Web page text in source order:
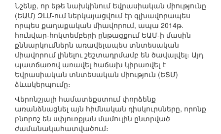
Նշենք, որ եթե նախկինում Եվրասիական միությունը
(ԵԱՄ) ԶԼՄ-ում ներկայացվում էր գլխավորապես
որպես քաղաքական միավորում, ապա 2014թ.
հունվար-հոկտեմբերի ընթացքում ԵԱՄ-ի մասին
քննարկումներն առավելապես տնտեսական
միավորում լինելու շեշտադրմամբ են ծավալվել։ Այդ
պատճառով առավել հաճախ կիրառվել է
Եվրասիական տնտեսական միություն (ԵՏՄ)
ձևակերպումը։
Վերոնշյալի համատեքստում փորձենք
առանձնացնել այն հիմնական դիսկուրսները, որոնք
բնորոշ են սփյուռքյան մամուլին ընտրված
ժամանակահատվածում։